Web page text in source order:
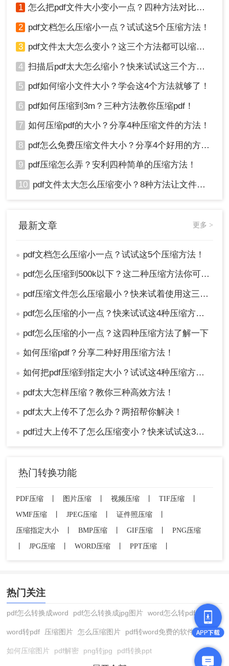
1 怎么把pdf文件大小变小一点？四种方法对比，一看就懂！
2 pdf文档怎么压缩小一点？试试这5个压缩方法！
3 pdf文件太大怎么变小？这三个方法都可以缩小！
4 扫描后pdf太大怎么缩小？快来试试这三个方法！
5 pdf如何缩小文件大小？学会这4个方法就够了！
6 pdf如何压缩到3m？三种方法教你压缩pdf！
7 如何压缩pdf的大小？分享4种压缩文件的方法！
8 pdf怎么免费压缩文件大小？分享4个好用的方法，简单又快捷！
9 pdf压缩怎么弄？安利四种简单的压缩方法！
10 pdf文件太大怎么压缩变小？8种方法让文件轻松"瘦身"！
最新文章 更多 >
● pdf文档怎么压缩小一点？试试这5个压缩方法！
● pdf怎么压缩到500k以下？这二种压缩方法你可以轻松学会！
● pdf压缩文件怎么压缩最小？快来试着使用这三种压缩方法！
● pdf怎么压缩的小一点？快来试试这4种压缩方法！
● pdf怎么压缩的小一点？这四种压缩方法了解一下
● 如何压缩pdf？分享二种好用压缩方法！
● 如何把pdf压缩到指定大小？试试这4种压缩方法！
● pdf太大怎样压缩？教你三种高效方法！
● pdf太大上传不了怎么办？两招帮你解决！
● pdf过大上传不了怎么压缩变小？快来试试这3种压缩方法！
热门转换功能
PDF压缩 图片压缩 视频压缩 TIF压缩
WMF压缩
JPEG压缩 证件照压缩
压缩指定大小
BMP压缩 GIF压缩
PNG压缩
JPG压缩 WORD压缩 PPT压缩
热门关注
pdf怎么转换成word pdf怎么转换成jpg图片 word怎么转pdf
word转pdf 压缩图片 怎么压缩图片 pdf转word免费的软件
如何压缩图片 pdf解密 png转jpg pdf转换ppt